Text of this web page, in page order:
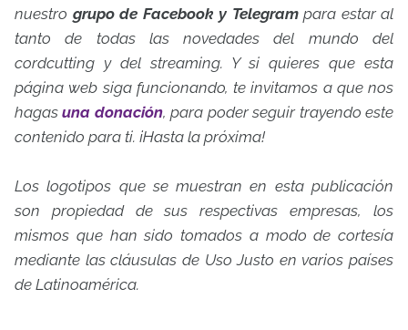
nuestro grupo de Facebook y Telegrampara estar al
tanto de todas las novedades del mundo del
cordcutting y del streaming. Y si quieres que esta
página web siga funcionando, te invitamos a que nos
hagasuna donación, para poder seguir trayendo este
contenido para ti. ¡Hasta la próxima!
Los logotipos que se muestran en esta publicación
son propiedad de sus respectivas empresas, los
mismos que han sido tomados a modo de cortesía
mediante las cláusulas de Uso Justo en varios países
de Latinoamérica.